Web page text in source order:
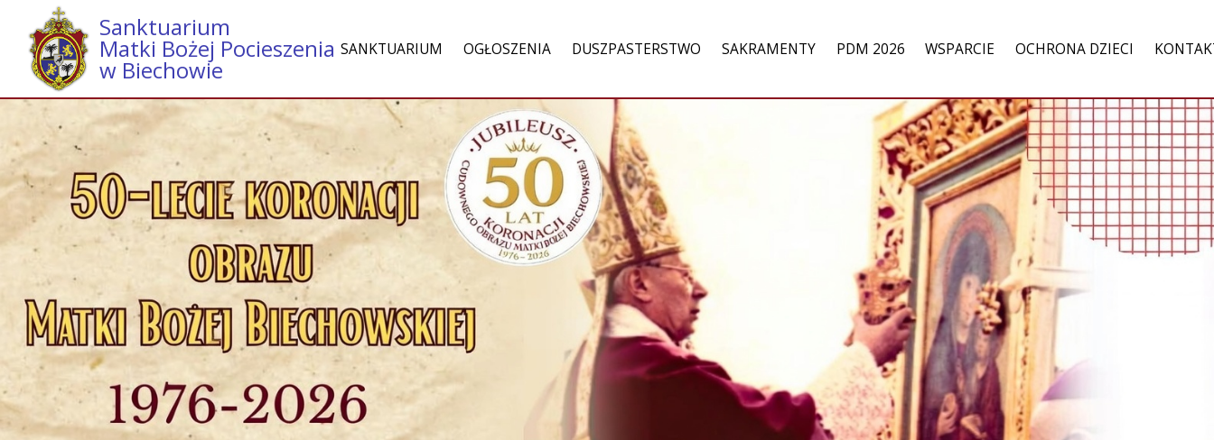
Sanktuarium
Matki Bożej Pocieszenia
w Biechowie
SANKTUARIUM OGŁOSZENIA DUSZPASTERSTWO SAKRAMENTY PDM 2026 WSPARCIE OCHRONA DZIECI